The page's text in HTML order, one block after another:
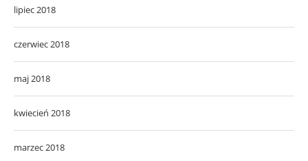
lipiec 2018
czerwiec 2018
maj 2018
kwiecień 2018
marzec 2018